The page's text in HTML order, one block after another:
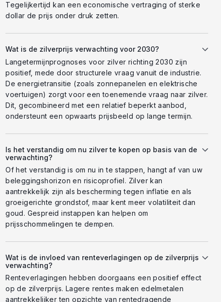
Tegelijkertijd kan een economische vertraging of sterke
dollar de prijs onder druk zetten.
Wat is de zilverprijs verwachting voor 2030?
Langetermijnprognoses voor zilver richting 2030 zijn
positief, mede door structurele vraag vanuit de industrie.
De energietransitie (zoals zonnepanelen en elektrische
voertuigen) zorgt voor een toenemende vraag naar zilver.
Dit, gecombineerd met een relatief beperkt aanbod,
ondersteunt een opwaarts prijsbeeld op lange termijn.
Is het verstandig om nu zilver te kopen op basis van de
verwachting?
Of het verstandig is om nu in te stappen, hangt af van uw
beleggingshorizon en risicoprofiel. Zilver kan
aantrekkelijk zijn als bescherming tegen inflatie en als
groeigerichte grondstof, maar kent meer volatiliteit dan
goud. Gespreid instappen kan helpen om
prijsschommelingen te dempen.
Wat is de invloed van renteverlagingen op de zilverprijs
verwachting?
Renteverlagingen hebben doorgaans een positief effect
op de zilverprijs. Lagere rentes maken edelmetalen
aantrekkelijker ten opzichte van rentedragende